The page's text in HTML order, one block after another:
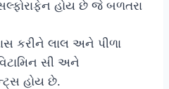
હોય છે જે બળતરા
કરીને લાલ અને પીળા
સી અને
હોય છે.